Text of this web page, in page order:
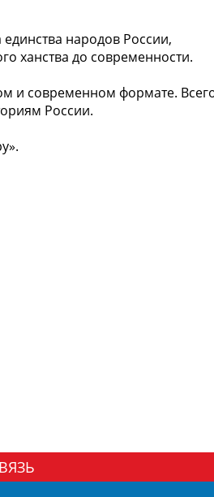
народов России,
ханства до современности.
и современном формате.
России.